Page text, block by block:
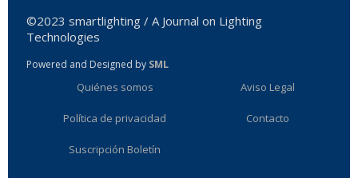
©2023 smartlighting / A Journal on Lighting
Technologies
Powered and Designed by SML
Quiénes somos Aviso Legal
Política de privacidad Contacto
Suscripción Boletín